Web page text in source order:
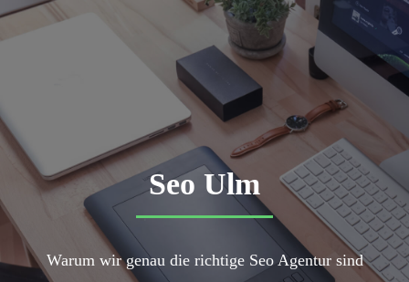
Seo Ulm
Warum wir genau die richtige Seo Agentur sind